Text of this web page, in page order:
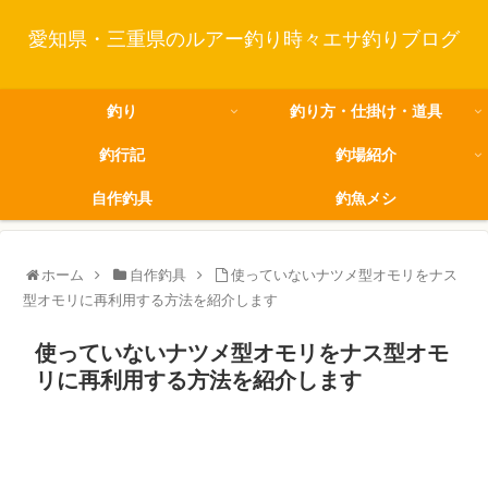
愛知県・三重県のルアー釣り時々エサ釣りブログ
釣り 釣り方・仕掛け・道具
釣行記 釣場紹介
自作釣具 釣魚メシ
ホーム 自作釣具
使っていないナツメ型オモリをナス
型オモリに再利用する方法を紹介します
使っていないナツメ型オモリをナス型オモ
リに再利用する方法を紹介します